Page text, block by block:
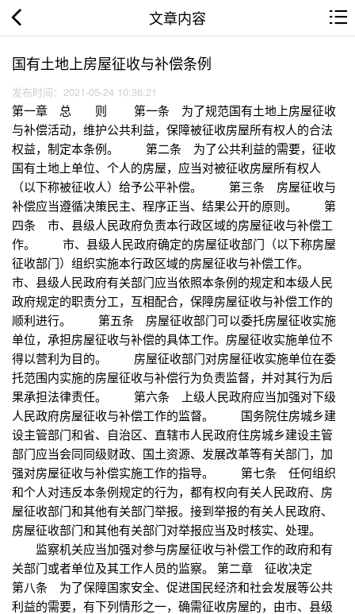
文章内容
国有土地上房屋征收与补偿条例
发布时间：2021-05-24 10:36:21
第一章 总 则 第一条 为了规范国有土地上房屋征收
与补偿活动，维护公共利益，保障被征收房屋所有权人的合法
权益，制定本条例。 第二条 为了公共利益的需要，征收
国有土地上单位、个人的房屋，应当对被征收房屋所有权人
（以下称被征收人）给予公平补偿。 第三条 房屋征收与
补偿应当遵循决策民主、程序正当、结果公开的原则。 第
四条 市、县级人民政府负责本行政区域的房屋征收与补偿工
作。 市、县级人民政府确定的房屋征收部门（以下称房屋
征收部门）组织实施本行政区域的房屋征收与补偿工作。
市、县级人民政府有关部门应当依照本条例的规定和本级人民
政府规定的职责分工，互相配合，保障房屋征收与补偿工作的
顺利进行。 第五条 房屋征收部门可以委托房屋征收实施
单位，承担房屋征收与补偿的具体工作。房屋征收实施单位不
得以营利为目的。 房屋征收部门对房屋征收实施单位在委
托范围内实施的房屋征收与补偿行为负责监督，并对其行为后
果承担法律责任。 第六条 上级人民政府应当加强对下级
人民政府房屋征收与补偿工作的监督。 国务院住房城乡建
设主管部门和省、自治区、直辖市人民政府住房城乡建设主管
部门应当会同同级财政、国土资源、发展改革等有关部门，加
强对房屋征收与补偿实施工作的指导。 第七条 任何组织
和个人对违反本条例规定的行为，都有权向有关人民政府、房
屋征收部门和其他有关部门举报。接到举报的有关人民政府、
房屋征收部门和其他有关部门对举报应当及时核实、处理。
监察机关应当加强对参与房屋征收与补偿工作的政府和有
关部门或者单位及其工作人员的监察。 第二章 征收决定
第八条 为了保障国家安全、促进国民经济和社会发展等公共
利益的需要，有下列情形之一，确需征收房屋的，由市、县级